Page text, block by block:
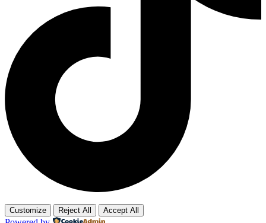
Customize Reject All Accept All